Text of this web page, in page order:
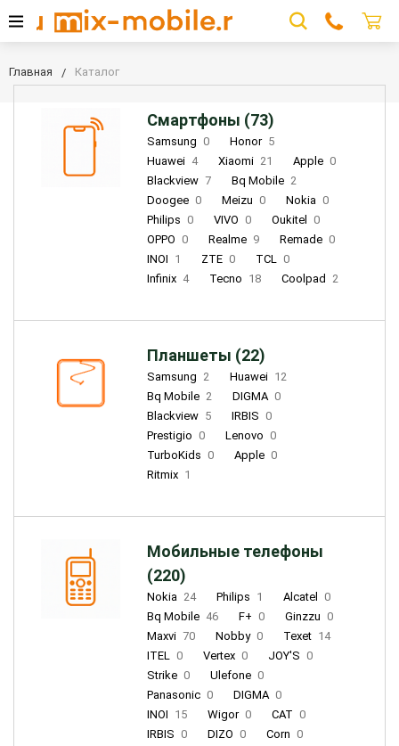
Главная Каталог
Смартфоны (73)
Samsung 0 Honor 5
Huawei 4 Xiaomi 21 Apple 0
Blackview 7 Bq Mobile 2
Doogee 0 Meizu 0 Nokia 0
Philips 0 VIVO 0 Oukitel
0
OPPO 0 Realme 9 Remade 0
INOI 1 ZTE 0 TCL 0
Infinix 4 Tecno 18 Coolpad 2
Планшеты (22)
Samsung 2 Huawei 12
Bq Mobile 2 DIGMA 0
Blackview 5 IRBIS 0
Prestigio 0 Lenovo 0
TurboKids 0 Apple 0
Ritmix 1
Мобильные телефоны
(220)
Nokia 24 Philips 1 Alcatel
0
Bq Mobile 46 F+ 0 Ginzzu 0
Maxvi 70 Nobby 0 Texet 14
ITEL 0 Vertex 0 JOY'S 0
Strike 0 Ulefone 0
Panasonic 0 DIGMA 0
INOI 15 Wigor 0 CAT 0
IRBIS 0 DIZO 0 Corn 0